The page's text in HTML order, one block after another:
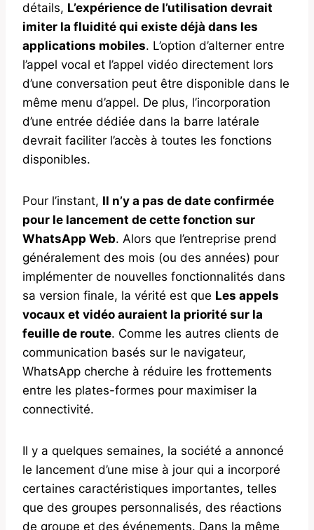
détails, L’expérience de l’utilisation devrait
imiter la fluidité qui existe déjà dans les
applications mobiles. L’option d’alterner entre
l’appel vocal et l’appel vidéo directement lors
d’une conversation peut être disponible dans le
même menu d’appel. De plus, l’incorporation
d’une entrée dédiée dans la barre latérale
devrait faciliter l’accès à toutes les fonctions
disponibles.
Pour l’instant, Il n’y a pas de date confirmée
pour le lancement de cette fonction sur
WhatsApp Web. Alors que l’entreprise prend
généralement des mois (ou des années) pour
implémenter de nouvelles fonctionnalités dans
sa version finale, la vérité est que Les appels
vocaux et vidéo auraient la priorité sur la
feuille de route. Comme les autres clients de
communication basés sur le navigateur,
WhatsApp cherche à réduire les frottements
entre les plates-formes pour maximiser la
connectivité.
Il y a quelques semaines, la société a annoncé
le lancement d’une mise à jour qui a incorporé
certaines caractéristiques importantes, telles
que des groupes personnalisés, des réactions
de groupe et des événements. Dans la même